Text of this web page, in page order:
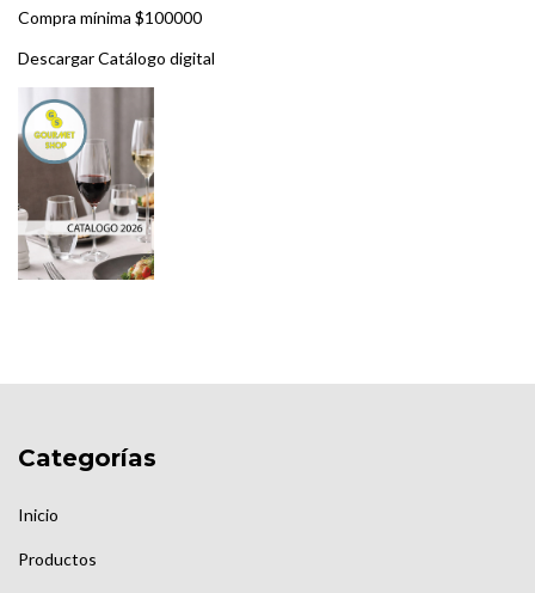
Compra mínima $100000
Descargar Catálogo digital
Categorías
Inicio
Productos